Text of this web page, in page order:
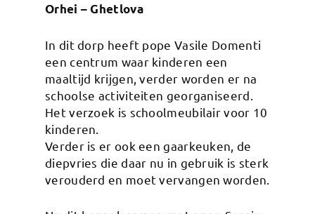
Orhei – Ghetlova
In dit dorp heeft pope Vasile Domenti
een centrum waar kinderen een
maaltijd krijgen, verder worden er na
schoolse activiteiten georganiseerd.
Het verzoek is schoolmeubilair voor 10
kinderen.
Verder is er ook een gaarkeuken, de
diepvries die daar nu in gebruik is sterk
verouderd en moet vervangen worden.